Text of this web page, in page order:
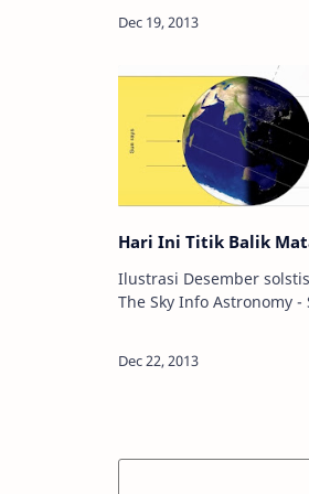
Astronomy - Dua
Kini, astronom menyat…
Hari Ini Titik Balik
Ilustrasi Desember
The Sky Info Astronomy - Selain
balik Matahari atau yang